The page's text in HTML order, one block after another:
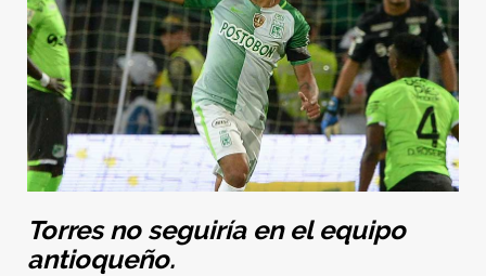
Torres no seguiría en el equipo
antioqueño.